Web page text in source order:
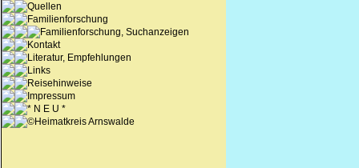
Quellen
Familienforschung
Familienforschung, Suchanzeigen
Kontakt
Literatur, Empfehlungen
Links
Reisehinweise
Impressum
* N E U *
©Heimatkreis Arnswalde